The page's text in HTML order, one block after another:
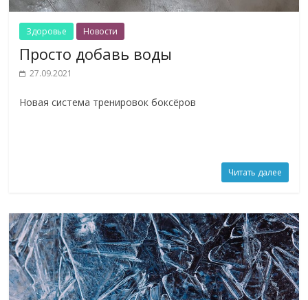
Здоровье Новости
Просто добавь воды
27.09.2021
Новая система тренировок боксёров
Читать далее